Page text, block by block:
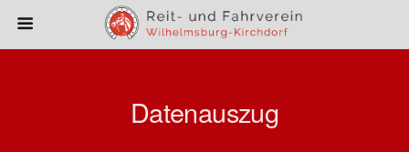
Datenauszug